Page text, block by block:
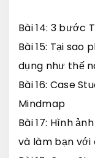
Bài 14: 3 bước
Bài 15: Tại sao
dụng như thế
Bài 16: Case
Mindmap
Bài 17: Hình
và làm bạn với